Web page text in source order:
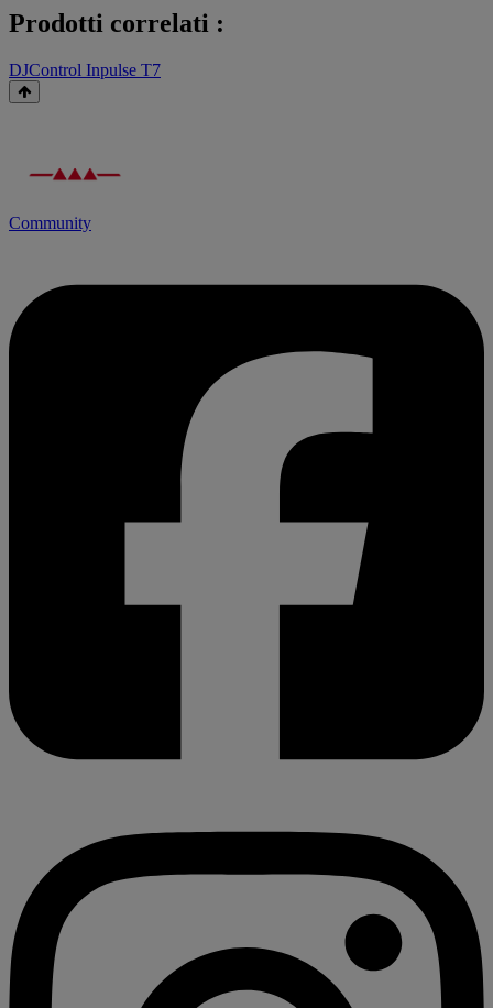
Prodotti correlati :
DJControl Inpulse T7
Community